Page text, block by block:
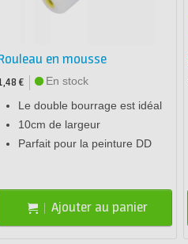
en mousse
€
En stock
Le double bourrage est idéal
10cm de largeur
Parfait pour la peinture DD
Ajouter au panier